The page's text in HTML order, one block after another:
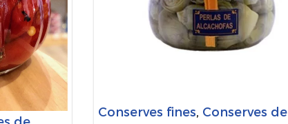
de
Conserves fines Conserves de